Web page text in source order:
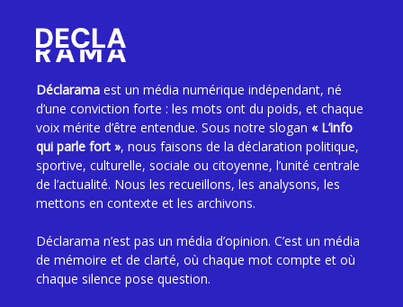
Déclarama est un média numérique indépendant, né
d’une conviction forte : les mots ont du poids, et chaque
voix mérite d’être entendue. Sous notre slogan « L’info
qui parle fort », nous faisons de la déclaration politique,
sportive, culturelle, sociale ou citoyenne, l’unité centrale
de l’actualité. Nous les recueillons, les analysons, les
mettons en contexte et les archivons.
Déclarama n’est pas un média d’opinion. C’est un média
de mémoire et de clarté, où chaque mot compte et où
chaque silence pose question.